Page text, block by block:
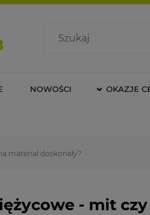
NOWOŚCI OKAZJE
materiał doskonały?
- mit